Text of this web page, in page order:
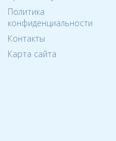
Политика
конфиденциальности
Контакты
Карта сайта